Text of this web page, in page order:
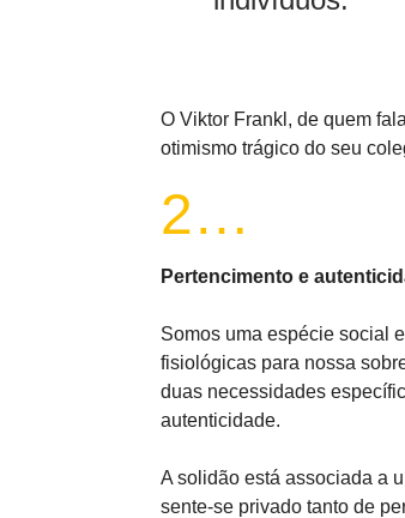
O Viktor Frankl, de quem
otimismo trágico do seu
2…
Pertencimento e
Somos uma espécie social
fisiológicas para nossa
duas necessidades
autenticidade.
A solidão está associada a
sente-se privado tanto de